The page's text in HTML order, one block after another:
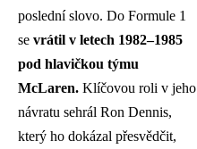
poslední slovo. Do Formule 1
se vrátil v letech 1982–1985
pod hlavičkou týmu
McLaren. Klíčovou roli v jeho
návratu sehrál Ron Dennis,
který ho dokázal přesvědčit,